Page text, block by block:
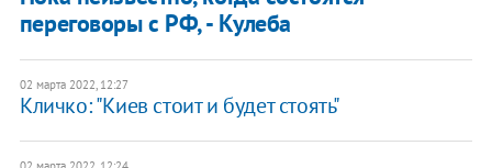
переговоры с РФ, - Кулеба
02 марта 2022, 12:27
Кличко: "Киев стоит и будет стоять"